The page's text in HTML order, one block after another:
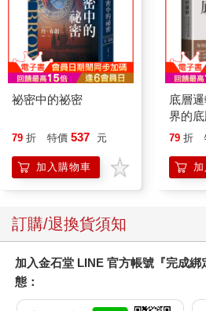
祕密中的祕密
79 折 特價 537 元
加入購物車
底層
界的
79 折
訂購/退換貨須知
加入金石堂 LINE 官方帳號『完成
態：